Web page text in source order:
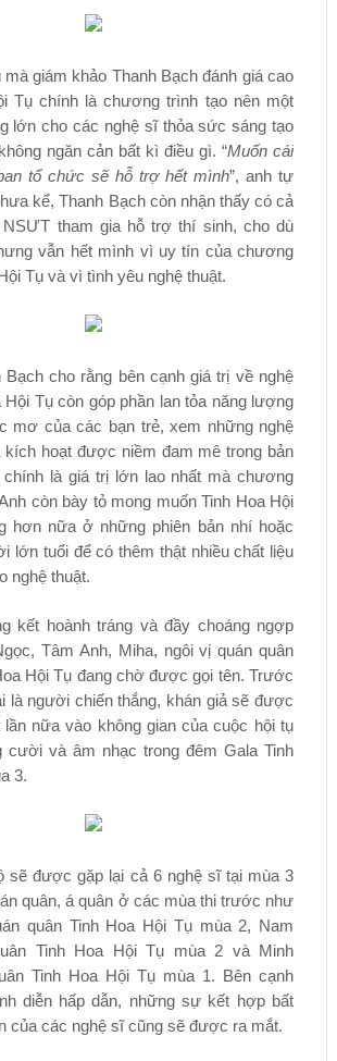
giám khảo Thanh Bạch đánh giá cao
Tụ chính là chương trình tạo nên một
lớn cho các nghệ sĩ thỏa sức sáng tạo
ngăn cản bất kì điều gì. “Muốn cái
tổ chức sẽ hỗ trợ hết mình”, anh tự
kể, Thanh Bạch còn nhận thấy có cả
NSƯT tham gia hỗ trợ thí sinh, cho dù
vẫn hết mình vì uy tín của chương
Tụ và vì tình yêu nghệ thuật.
Bạch cho rằng bên cạnh giá trị về nghệ
Hội Tụ còn góp phần lan tỏa năng lượng
mơ của các bạn trẻ, xem những nghệ
kích hoạt được niềm đam mê trong bản
là giá trị lớn lao nhất mà chương
còn bày tỏ mong muốn Tinh Hoa Hội
hơn nữa ở những phiên bản nhí hoặc
lớn tuổi để có thêm thật nhiều chất liệu
nghệ thuật.
kết hoành tráng và đầy choáng ngợp
Tâm Anh, Miha, ngôi vị quán quân
Hội Tụ đang chờ được gọi tên. Trước
là người chiến thắng, khán giả sẽ được
nữa vào không gian của cuộc hội tụ
cười và âm nhạc trong đêm Gala Tinh
3.
sẽ được gặp lại cả 6 nghệ sĩ tại mùa 3
quân, á quân ở các mùa thi trước như
quân Tinh Hoa Hội Tụ mùa 2, Nam
Tinh Hoa Hội Tụ mùa 2 và Minh
Tinh Hoa Hội Tụ mùa 1. Bên cạnh
diễn hấp dẫn, những sự kết hợp bất
của các nghệ sĩ cũng sẽ được ra mắt.